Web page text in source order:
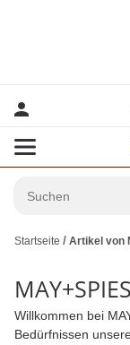
Startseite Artikel von
Willkommen bei
Bedürfnissen